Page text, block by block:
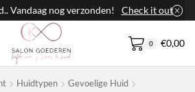
Vandaag nog verzonden! Check it out
0 €0,00
Huidtypen
Gevoelige Huid